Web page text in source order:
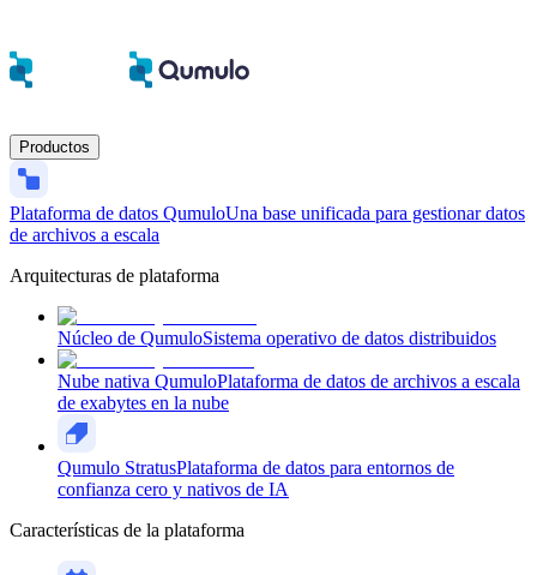
Productos
Plataforma de datos QumuloUna base unificada para gestionar datos
de archivos a escala
Arquitecturas de plataforma
Núcleo de QumuloSistema operativo de datos distribuidos
Nube nativa QumuloPlataforma de datos de archivos a escala
de exabytes en la nube
Qumulo StratusPlataforma de datos para entornos de
confianza cero y nativos de IA
Características de la plataforma